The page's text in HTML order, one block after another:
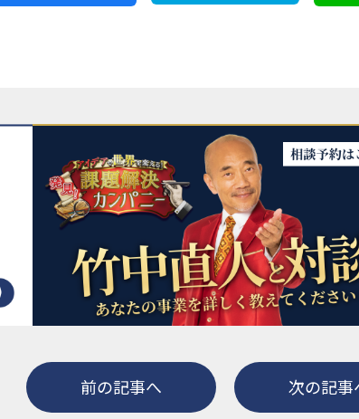
前の記事へ 次の記事